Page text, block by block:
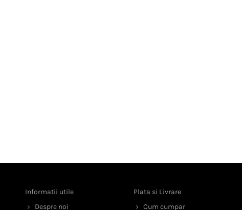
Informatii utile
Despre noi
Plata si Livrare
Cum cumpar